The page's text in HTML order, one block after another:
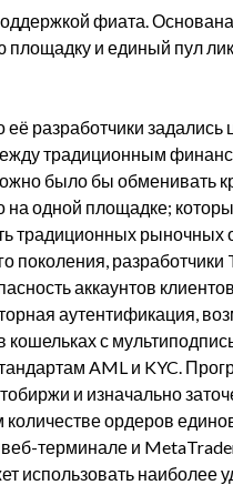
фиата.
и единый пул
её разработчики
традиционным
было бы обменивать
одной площадке;
традиционных рыночных
поколения, разработчики
аккаунтов
аутентификация,
с
AML и KYC.
и изначально
ордеров
терминале и
использовать наиболее